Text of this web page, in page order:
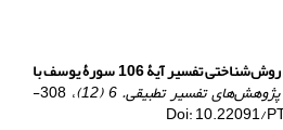
بررسی روش‌شناختی تفسیر آیۀ 106 سورۀ یوسف با
تفسیر تطبیقی. 6 (12) ، 308-